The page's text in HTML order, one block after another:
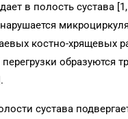
в полость сустава
костно-хрящевых
образуются
сустава